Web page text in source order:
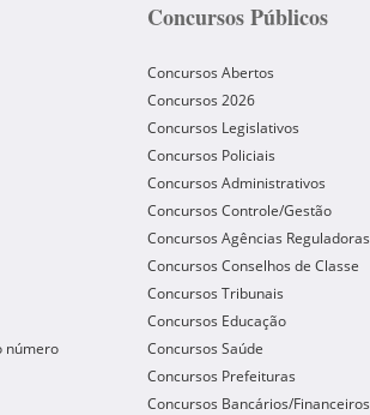
número
Concursos Públicos
Concursos Abertos
Concursos 2026
Concursos Legislativos
Concursos Policiais
Concursos Administrativos
Concursos Controle/Gestão
Concursos Agências Reguladoras
Concursos Conselhos de Classe
Concursos Tribunais
Concursos Educação
Concursos Saúde
Concursos Prefeituras
Concursos Bancários/Financeiros